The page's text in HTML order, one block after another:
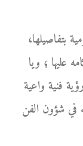
بتفاصيلها،
عليها ؛ ويا
فنية واعية
في شؤون الفن